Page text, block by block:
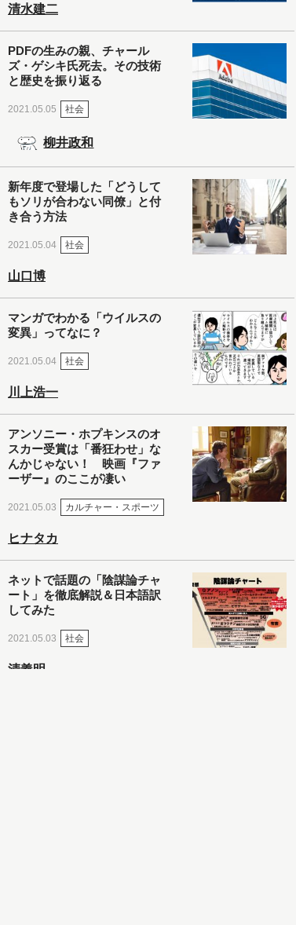
清水建二
PDFの生みの親、チャール
ズ・ゲシキ氏死去。その技術
と歴史を振り返る
2021.05.05 社会
柳井政和
新年度で登場した「どうして
もソリが合わない同僚」と付
き合う方法
2021.05.04 社会
山口博
マンガでわかる「ウイルスの
変異」ってなに？
2021.05.04 社会
川上浩一
アンソニー・ホプキンスのオ
スカー受賞は「番狂わせ」な
んかじゃない！ 映画『ファ
ーザー』のここが凄い
2021.05.03 カルチャー・スポーツ
ヒナタカ
ネットで話題の「陰謀論チャ
ート」を徹底解説＆日本語訳
してみた
2021.05.03 社会
清義明